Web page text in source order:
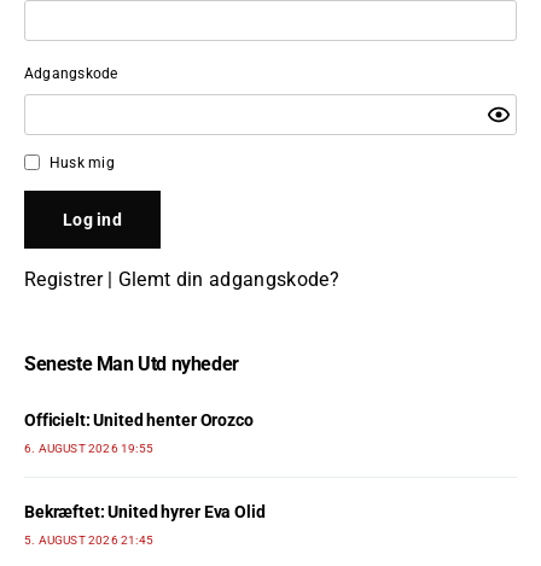
Adgangskode
Husk mig
Registrer| Glemt din adgangskode?
Seneste Man Utd nyheder
Officielt: United henter Orozco
6. AUGUST 2026 19:55
Bekræftet: United hyrer Eva Olid
5. AUGUST 2026 21:45